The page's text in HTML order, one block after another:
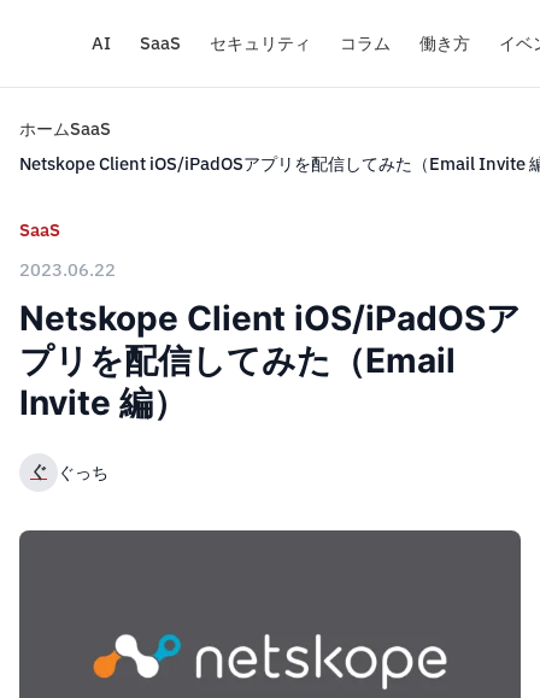
AI SaaS セキュリティ コラム 働き方 イベ
ホームSaaS
Netskope Client iOS/iPadOSアプリを配信してみた（Email Invite
SaaS
2023.06.22
Netskope Client iOS/iPadOSア
プリを配信してみた（Email
Invite 編）
ぐ ぐっち